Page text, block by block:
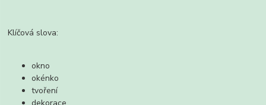
Klíčová slova:
okno
okénko
tvoření